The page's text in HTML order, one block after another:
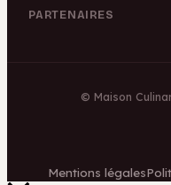
PARTENAIRES
© Maison
Mentions légales